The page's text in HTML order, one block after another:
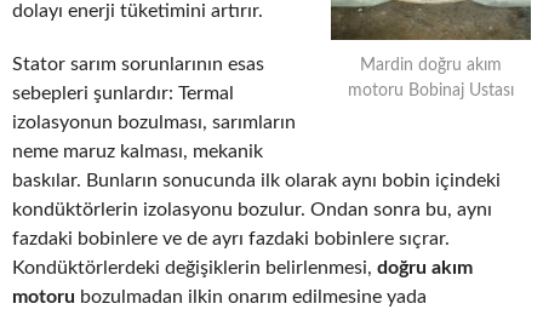
Mardin doğru akım
motoru Bobinaj Ustası
dolayı enerji tüketimini artırır.
Stator sarım sorunlarının esas
sebepleri şunlardır: Termal
izolasyonun bozulması, sarımların
neme maruz kalması, mekanik
baskılar. Bunların sonucunda ilk olarak aynı bobin içindeki
kondüktörlerin izolasyonu bozulur. Ondan sonra bu, aynı
fazdaki bobinlere ve de ayrı fazdaki bobinlere sıçrar.
Kondüktörlerdeki değişiklerin belirlenmesi, doğru akım
motoru bozulmadan ilkin onarım edilmesine yada